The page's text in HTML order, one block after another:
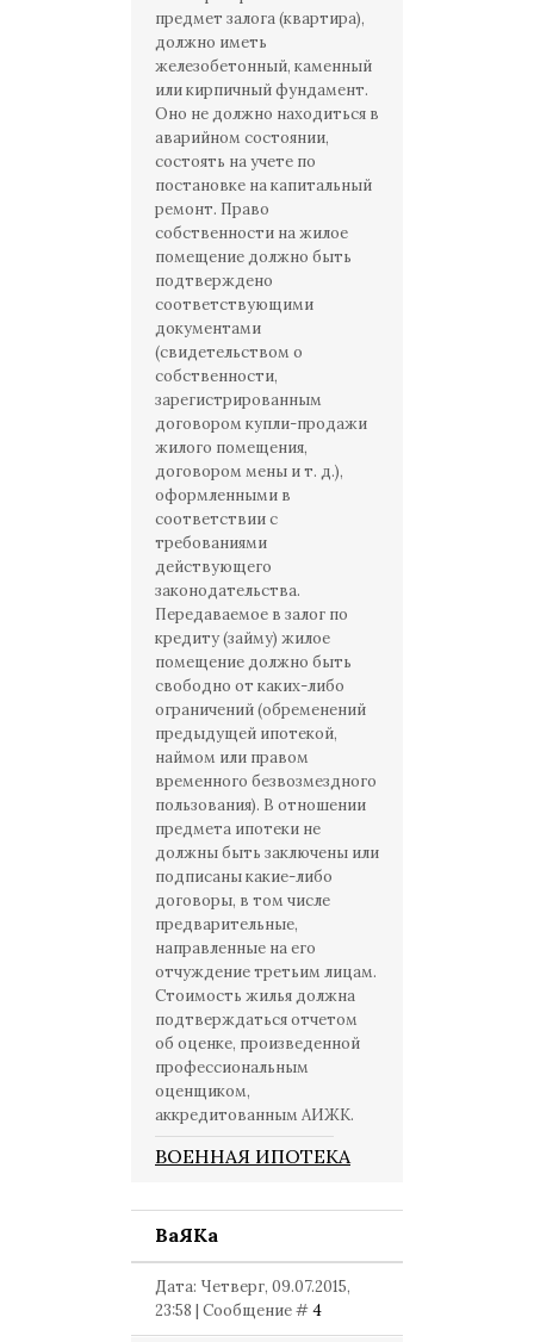
предмет залога (квартира),
должно иметь
железобетонный, каменный
или кирпичный фундамент.
Оно не должно находиться в
аварийном состоянии,
состоять на учете по
постановке на капитальный
ремонт. Право
собственности на жилое
помещение должно быть
подтверждено
соответствующими
документами
(свидетельством о
собственности,
зарегистрированным
договором купли-продажи
жилого помещения,
договором мены и т. д.),
оформленными в
соответствии с
требованиями
действующего
законодательства.
Передаваемое в залог по
кредиту (займу) жилое
помещение должно быть
свободно от каких-либо
ограничений (обременений
предыдущей ипотекой,
наймом или правом
временного безвозмездного
пользования). В отношении
предмета ипотеки не
должны быть заключены или
подписаны какие-либо
договоры, в том числе
предварительные,
направленные на его
отчуждение третьим лицам.
Стоимость жилья должна
подтверждаться отчетом
об оценке, произведенной
профессиональным
оценщиком,
аккредитованным АИЖК.
ВОЕННАЯ ИПОТЕКА
ВаЯКа
Дата: Четверг, 09.07.2015,
23:58 | Сообщение #4